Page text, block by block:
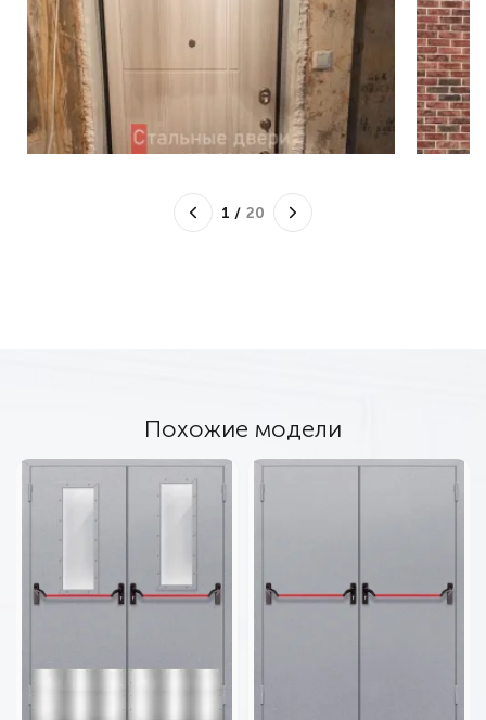
1 / 20
Похожие модели